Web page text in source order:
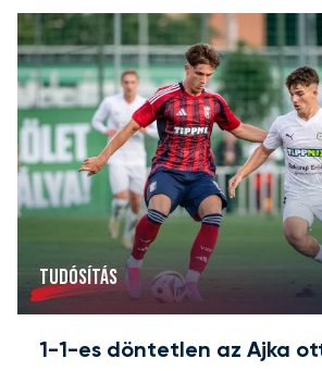
TUDÓSÍTÁS
1-1-es döntetlen az Ajka